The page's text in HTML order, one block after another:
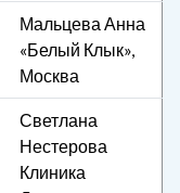
Мальцева Анна
«Белый Клык»,
Москва
Светлана
Нестерова
Клиника